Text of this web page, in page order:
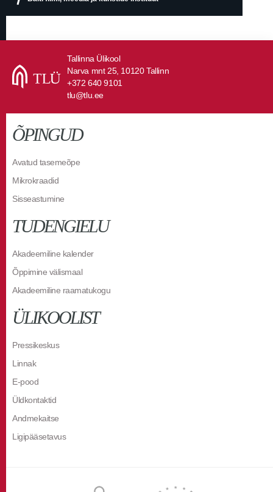
Tallinna Ülikool
Narva mnt 25, 10120 Tallinn
+372 640 9101
tlu@tlu.ee
ÕPINGUD
Avatud tasemeõpe
Mikrokraadid
Sisseastumine
TUDENGIELU
Akadeemiline kalender
Õppimine välismaal
Akadeemiline raamatukogu
ÜLIKOOLIST
Pressikeskus
Linnak
E-pood
Üldkontaktid
Andmekaitse
Ligipääsetavus